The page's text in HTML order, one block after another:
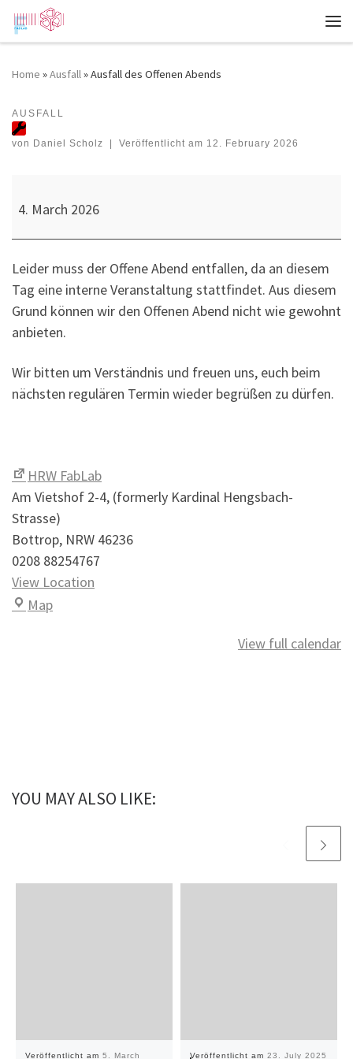
Zum Inhalt springen
Home »Ausfall»Ausfall des Offenen Abends
AUSFALL
von Daniel Scholz | Veröffentlicht am 12. February 2026
4. March 2026
Leider muss der Offene Abend entfallen, da an diesem
Tag eine interne Veranstaltung stattfindet. Aus diesem
Grund können wir den Offenen Abend nicht wie gewohnt
anbieten.
Wir bitten um Verständnis und freuen uns, euch beim
nächsten regulären Termin wieder begrüßen zu dürfen.
HRW FabLab
Am Vietshof 2-4 (formerly Kardinal Hengsbach-
Strasse)
Bottrop, NRW 46236
0208 88254767
View Location
MapHRW FabLab
View full calendar
YOU MAY ALSO LIKE:
Veröffentlicht am 5. March
Veröffentlicht am 23. July 2025